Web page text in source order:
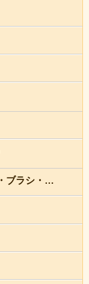
スポンジ・パフ・ケース・ブラシ・チップ(8)